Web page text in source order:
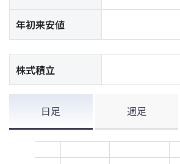
年初来安値
株式積立
日足 週足